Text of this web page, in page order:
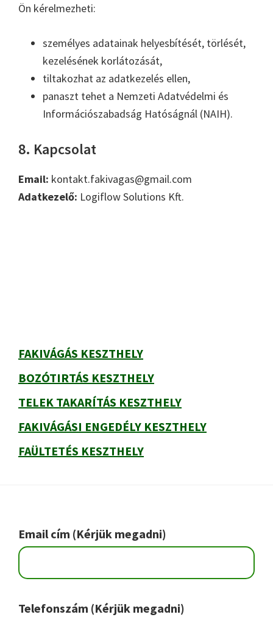
Ön kérelmezheti:
személyes adatainak helyesbítését, törlését,
kezelésének korlátozását,
tiltakozhat az adatkezelés ellen,
panaszt tehet a Nemzeti Adatvédelmi és
Információszabadság Hatóságnál (NAIH).
8. Kapcsolat
Email: kontakt.fakivagas@gmail.com
Adatkezelő: Logiflow Solutions Kft.
FAKIVÁGÁS KESZTHELY
BOZÓTIRTÁS KESZTHELY
TELEK TAKARÍTÁS KESZTHELY
FAKIVÁGÁSI ENGEDÉLY KESZTHELY
FAÜLTETÉS KESZTHELY
Footer
Email cím (Kérjük megadni)
Telefonszám (Kérjük megadni)